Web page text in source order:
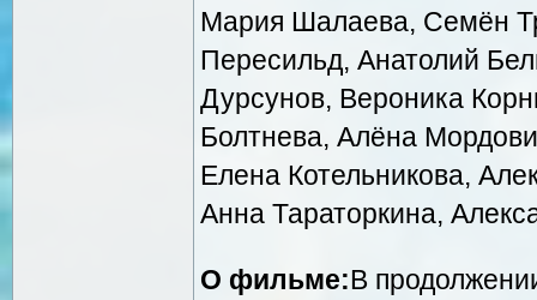
Мария Шалаева, Семён
Пересильд, Анатолий
Дурсунов, Вероника
Болтнева, Алёна
Елена Котельникова,
Анна Тараторкина,
О фильме:В